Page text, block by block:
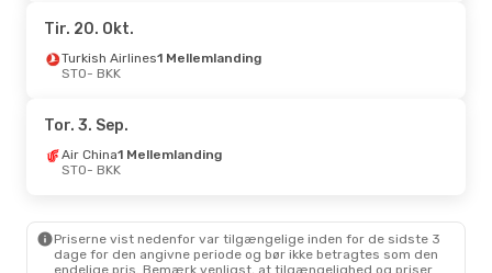
STO- BKK
Austrian Airlines
1 Mellemlanding
BKK - STO
Tor. 15. Okt.
Thai Airways InternationalDirekte
STO - BKK
Tir. 20. Okt.
Turkish Airlines1 Mellemlanding
STO- BKK
Tor. 3. Sep.
Air China1 Mellemlanding
STO- BKK
Priserne vist nedenfor var tilgængelige inden for de sidste 3
dage for den angivne periode og bør ikke betragtes som den
endelige pris. Bemærk venligst, at tilgængelighed og priser